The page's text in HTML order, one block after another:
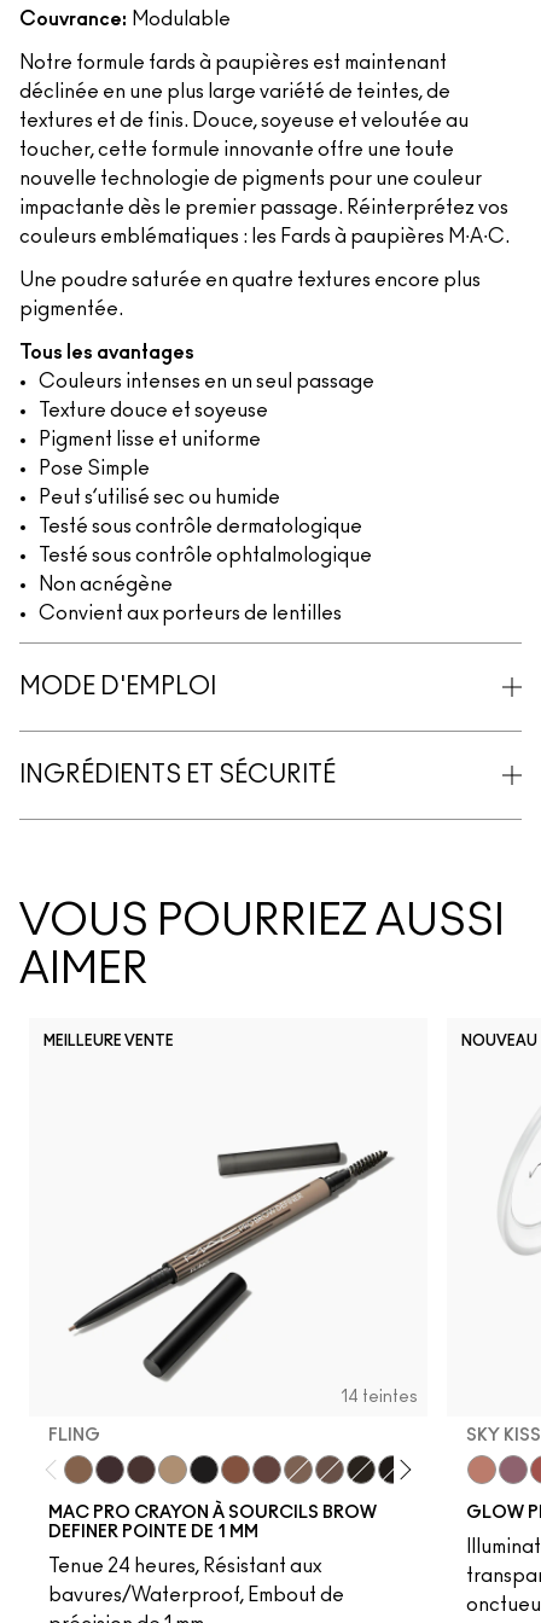
Couvrance: Modulable
Notre formule fards à paupières est maintenant
déclinée en une plus large variété de teintes, de
textures et de finis. Douce, soyeuse et veloutée au
toucher, cette formule innovante offre une toute
nouvelle technologie de pigments pour une couleur
impactante dès le premier passage. Réinterprétez vos
couleurs emblématiques : les Fards à paupières M∙A∙C.
Une poudre saturée en quatre textures encore plus
pigmentée.
Tous les avantages
Couleurs intenses en un seul passage
Texture douce et soyeuse
Pigment lisse et uniforme
Pose Simple
Peut s’utilisé sec ou humide
Testé sous contrôle dermatologique
Testé sous contrôle ophtalmologique
Non acnégène
Convient aux porteurs de lentilles
MODE D'EMPLOI
INGRÉDIENTS ET SÉCURITÉ
VOUS POURRIEZ AUSSI
AIMER
MEILLEURE VENTE
14 teintes
FLING
Genuine Aubergine
Omega
OnyxPenny
MAC PRO CRAYON À SOURCILS BROW
DEFINER POINTE DE 1 MM
Tenue 24 heures, Résistant aux
bavures/Waterproof, Embout de
NOUVEAU
SKY
GLOW